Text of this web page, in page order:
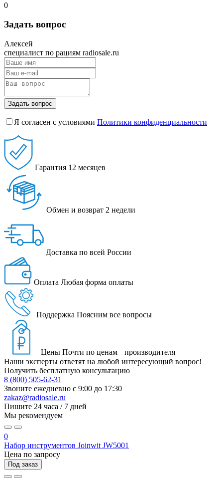
0
Задать вопрос
Алексей
специалист по рациям radiosale.ru
Задать вопрос
Я согласен с условиями Политики конфиденциальности
Гарантия 12 месяцев
Обмен и возврат 2 недели
Доставка по всей России
Оплата Любая форма оплаты
Поддержка Поясним все вопросы
Цены Почти по ценам производителя
Наши эксперты ответят на любой интересующий вопрос!
Получить бесплатную консультацию
8 (800) 505-62-31
Звоните ежедневно с 9:00 до 17:30
zakaz@radiosale.ru
Пишите 24 часа / 7 дней
Мы рекомендуем
0
Набор инструментов Joinwit JW5001
Цена по запросу
Под заказ